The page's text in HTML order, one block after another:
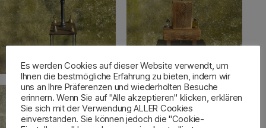
Es werden Cookies auf dieser Website verwendt, um
Ihnen die bestmögliche Erfahrung zu bieten, indem wir
uns an Ihre Präferenzen und wiederholten Besuche
erinnern. Wenn Sie auf "Alle akzeptieren" klicken, erklären
Sie sich mit der Verwendung ALLER Cookies
einverstanden. Sie können jedoch die "Cookie-